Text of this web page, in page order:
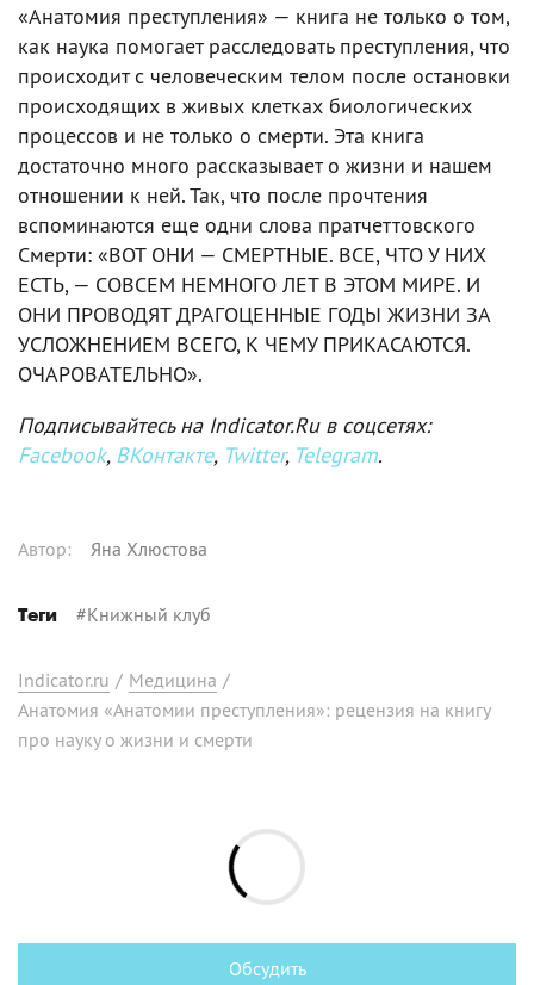
«Анатомия преступления» — книга не только о том,
как наука помогает расследовать преступления, что
происходит с человеческим телом после остановки
происходящих в живых клетках биологических
процессов и не только о смерти. Эта книга
достаточно много рассказывает о жизни и нашем
отношении к ней. Так, что после прочтения
вспоминаются еще одни слова пратчеттовского
Смерти: «ВОТ ОНИ — СМЕРТНЫЕ. ВСЕ, ЧТО У НИХ
ЕСТЬ, — СОВСЕМ НЕМНОГО ЛЕТ В ЭТОМ МИРЕ. И
ОНИ ПРОВОДЯТ ДРАГОЦЕННЫЕ ГОДЫ ЖИЗНИ ЗА
УСЛОЖНЕНИЕМ ВСЕГО, К ЧЕМУ ПРИКАСАЮТСЯ.
ОЧАРОВАТЕЛЬНО».
Подписывайтесь на Indicator.Ru в соцсетях:
Facebook, ВКонтакте, Twitter, Telegram.
Автор: Яна Хлюстова
Теги #Книжный клуб
Indicator.ru / Медицина /
Анатомия «Анатомии преступления»: рецензия на книгу
про науку о жизни и смерти
Обсудить